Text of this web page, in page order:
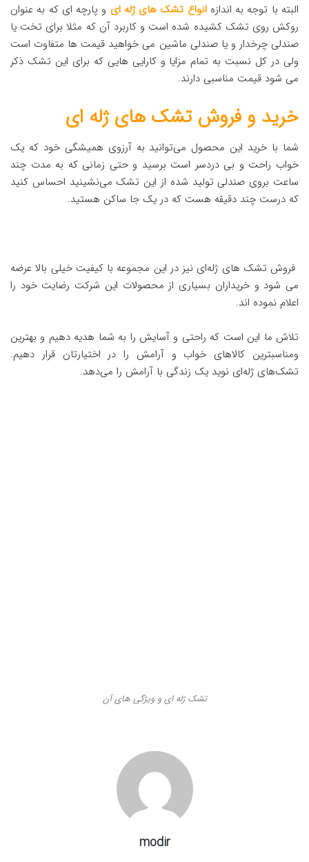
البته با توجه به اندازهانواع تشک های ژله ای و پارچه ای که به عنوان
روکش روی تشک کشیده شده است و کاربرد آن که مثلا برای تخت یا
صندلی چرخدار و یا صندلی ماشین می خواهید قیمت ها متفاوت است
ولی در کل نسبت به تمام مزایا و کارایی هایی که برای این تشک ذکر
می شود قیمت مناسبی دارند.
خرید و فروش تشک های ژله ای
شما با خرید این محصول می‌توانید به آرزوی همیشگی خود که یک
خواب راحت و بی دردسر است برسید و حتی زمانی که به مدت چند
ساعت بروی صندلی تولید شده از این تشک می‌نشینید احساس کنید
که درست چند دقیقه هست که در یک جا ساکن هستید.
فروش تشک های ژله‌ای نیز در این مجموعه با کیفیت خیلی بالا عرضه
می شود و خریداران بسیاری از محصولات این شرکت رضایت خود را
اعلام نموده اند.
تلاش ما این است که راحتی و آسایش را به شما هدیه دهیم و بهترین
ومناسبترین کالاهای خواب و آرامش را در اختیارتان قرار دهیم.
تشک‌های ژله‌ای نوید یک زندگی با آرامش را می‌دهد.
تشک ژله‌ ای و ویژگی های آن
modir